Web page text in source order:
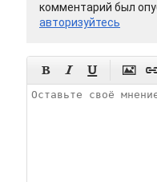
комментарий был
авторизуйтесь
   